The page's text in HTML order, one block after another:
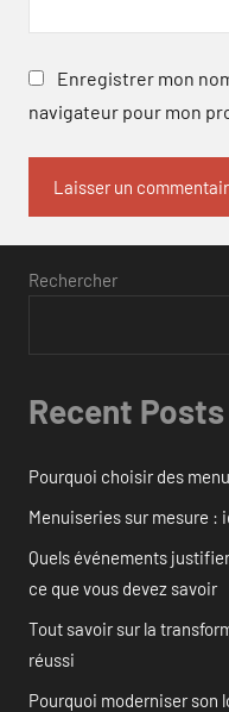
Enregistrer mon
navigateur pour mon
Rechercher
Recent Posts
Pourquoi choisir des
Menuiseries sur mesure :
Quels événements
ce que vous devez savoir
Tout savoir sur la
réussi
Pourquoi moderniser son